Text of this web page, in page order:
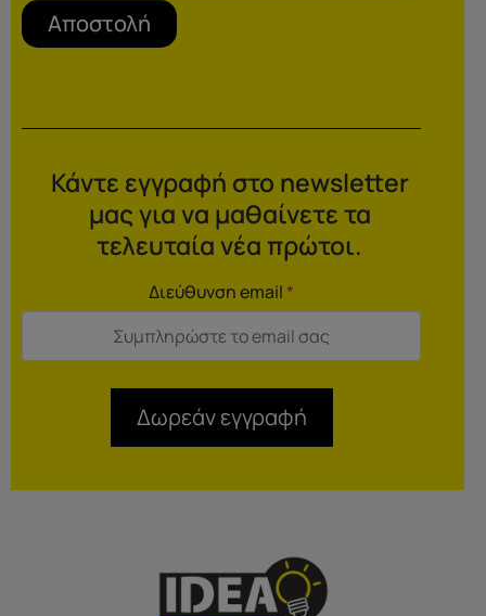
Αποστολή
Κάντε εγγραφή στο newsletter
μας για να μαθαίνετε τα
τελευταία νέα πρώτοι.
Διεύθυνση email*
Δωρεάν εγγραφή